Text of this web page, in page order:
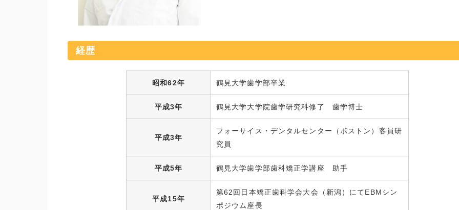
経歴
昭和62年 鶴見大学歯学部卒業
平成3年 鶴見大学大学院歯学研究科修了 歯学博士
平成3年
フォーサイス・デンタルセンター（ボストン）客員研
究員
平成5年 鶴見大学歯学部歯科矯正学講座 助手
平成15年
第62回日本矯正歯科学会大会（新潟）にてEBMシン
ポジウム座長